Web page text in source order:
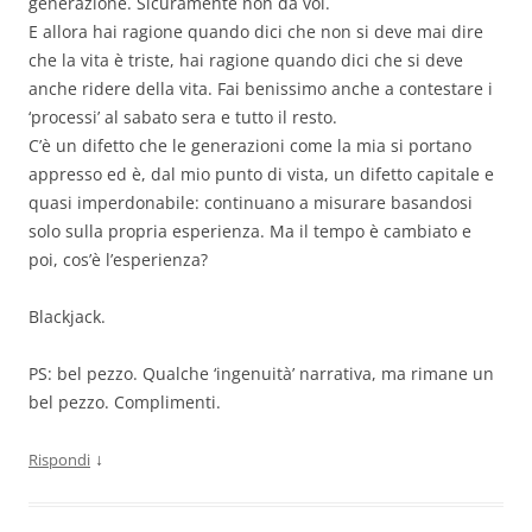
E allora hai ragione quando dici che non si deve mai dire
che la vita è triste, hai ragione quando dici che si deve
anche ridere della vita. Fai benissimo anche a contestare i
‘processi’ al sabato sera e tutto il resto.
C’è un difetto che le generazioni come la mia si portano
appresso ed è, dal mio punto di vista, un difetto capitale e
quasi imperdonabile: continuano a misurare basandosi
solo sulla propria esperienza. Ma il tempo è cambiato e
poi, cos’è l’esperienza?
Blackjack.
PS: bel pezzo. Qualche ‘ingenuità’ narrativa, ma rimane un
bel pezzo. Complimenti.
Rispondi ↓